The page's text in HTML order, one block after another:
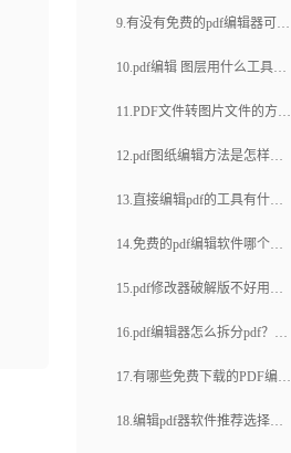
pdf文件可以在线编辑修改吗？
9.有没有免费的pdf编辑器可以
去除水印？是否有免费的pdf编
10.pdf编辑 图层用什么工具？
如何编辑图层？
11.PDF文件转图片文件的方法
有哪些？PDF怎么转换成JPG
12.pdf图纸编辑方法是怎样
的？如何加粗pdf文件字体？
13.直接编辑pdf的工具有什
么？怎么给PDF文档添加注
14.免费的pdf编辑软件哪个
好？pdf可以在线转换格式吗？
15.pdf修改器破解版不好用怎
么办？怎么编辑pdf的内容？
16.pdf编辑器怎么拆分pdf？
PDF文件拆分后如何重新排
17.有哪些免费下载的PDF编辑
软件？如何免费下载PDF编辑
18.编辑pdf器软件推荐选择哪